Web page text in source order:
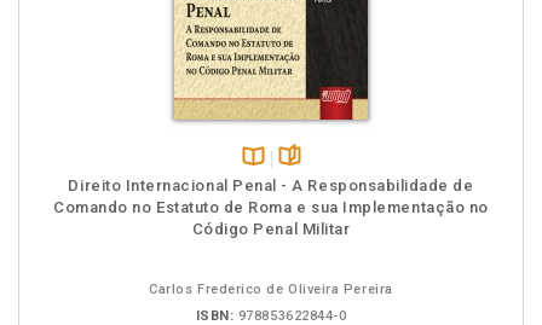
Disponível
na
B.V.
páginas
Direito Internacional Penal - A Responsabilidade de
Comando no Estatuto de Roma e sua Implementação no
Código Penal Militar
Carlos Frederico de Oliveira Pereira
ISBN: 978853622844-0